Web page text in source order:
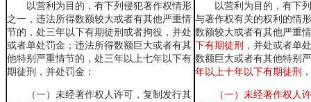
以营利为目的，有下列侵犯著作权情形
之一，违法所得数额较大或者有其他严重情
节的，处三年以下有期徒刑或者拘役 ，并处
或者单处罚金；违法所得数额巨大或者有其
他特别严重情节的，处三年以上七年以下有
期徒刑 ，并处罚金：
（一）未经著作权人许可，复制发行其
以营利为目的，有下
与著作权有关的权利的情
数额较大或者有其他严重
下有期徒刑 ，并处或者单
数额巨大或者有其他特别
年以上十年以下有期徒刑
（一）未经著作权人